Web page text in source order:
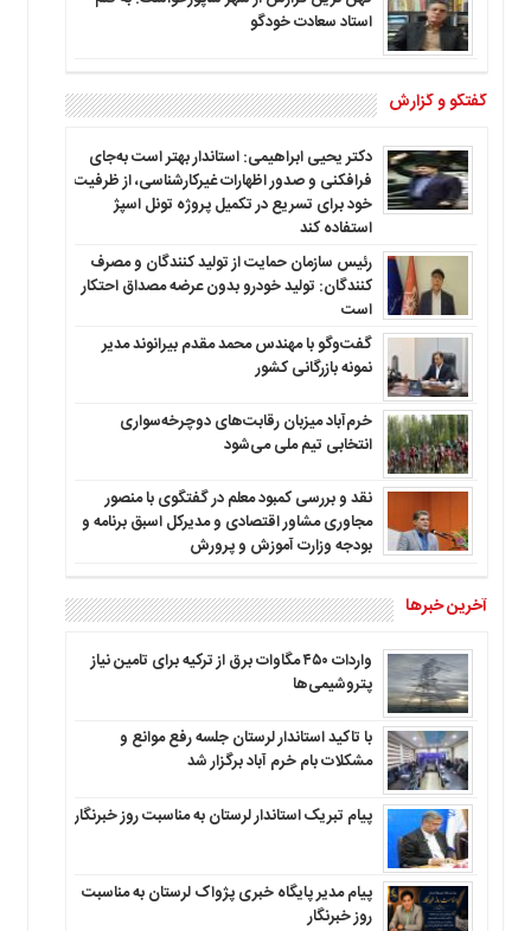
استاد سعادت خودگو
گفتگو و گزارش
دکتر یحیی ابراهیمی: استاندار بهتر است به‌جای
فرافکنی و صدور اظهارات غیرکارشناسی، از ظرفیت
خود برای تسریع در تکمیل پروژه تونل اسپژ
استفاده کند
رئیس سازمان حمایت از تولید کنندگان و مصرف
کنندگان: تولید خودرو بدون عرضه مصداق احتکار
است
گفت‌وگو با مهندس محمد مقدم بیرانوند مدیر
نمونه بازرگانی کشور
خرم‌آباد میزبان رقابت‌های دوچرخه‌سواری
انتخابی تیم ملی می‌شود
نقد و بررسی کمبود معلم در گفتگوی با منصور
مجاوری مشاور اقتصادی و مدیرکل اسبق برنامه و
بودجه وزارت آموزش و پرورش
آخرین خبرها
واردات ۴۵۰ مگاوات برق از ترکیه برای تامین نیاز
پتروشیمی‌ها
با تاکید استاندار لرستان جلسه رفع موانع و
مشکلات بام خرم آباد برگزار شد
پیام تبریک استاندار لرستان به‌ مناسبت روز خبرنگار
پیام مدیر پایگاه خبری پژواک لرستان به مناسبت
روز خبرنگار